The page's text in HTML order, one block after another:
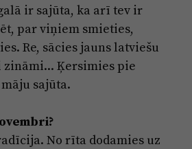
ir sajūta, ka arī tev ir
par viņiem smieties,
Re, sācies jauns latviešu
Ķersimies pie
sajūta.
No rīta dodamies uz